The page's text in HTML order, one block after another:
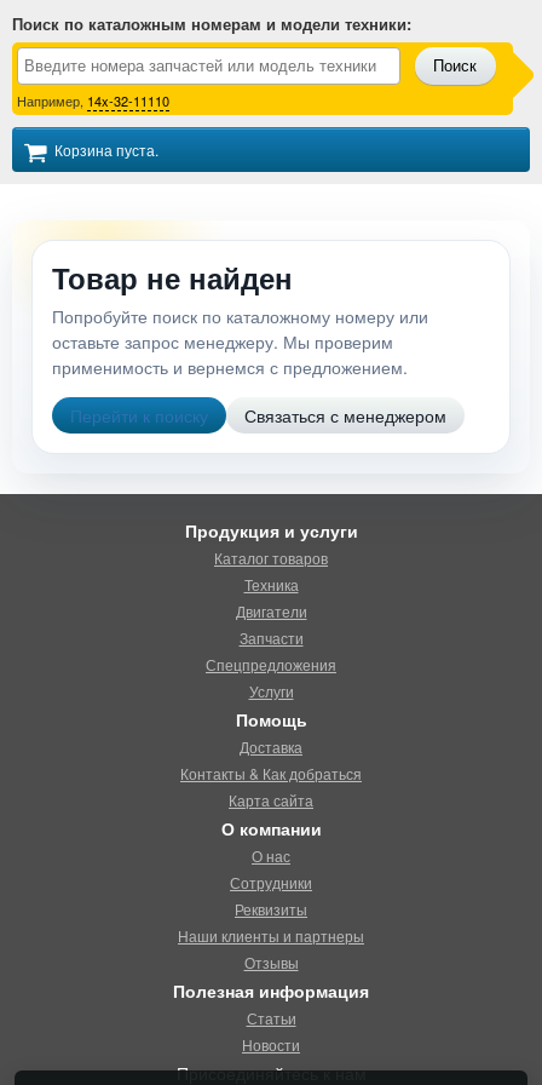
Поиск по каталожным номерам и модели техники:
Поиск
Например, 14x-32-11110
Корзина пуста.
Товар не найден
Попробуйте поиск по каталожному номеру или
оставьте запрос менеджеру. Мы проверим
применимость и вернемся с предложением.
Перейти к поиску
Связаться с менеджером
Продукция и услуги
Каталог товаров
Техника
Двигатели
Запчасти
Спецпредложения
Услуги
Помощь
Доставка
Контакты & Как добраться
Карта сайта
О компании
О нас
Сотрудники
Реквизиты
Наши клиенты и партнеры
Отзывы
Полезная информация
Статьи
Новости
Присоединяйтесь к нам